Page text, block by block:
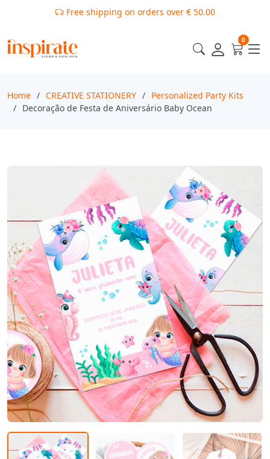
0
Home CREATIVE STATIONERY
Personalized Party Kits
Decoração de Festa de Aniversário Baby Ocean